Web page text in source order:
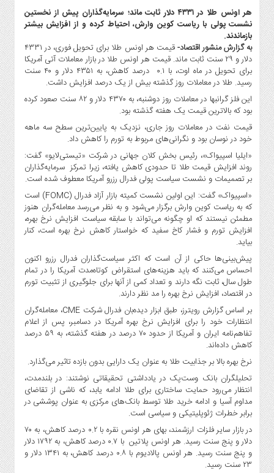
و
خودرو
استارت
آپ
و
فن
آوری
بانک
،
بیمه
و
ارز
دیجیتال
کشاورزی
و
صنایع
غذایی
سیاسی
و
بین
الملل
نگاه
روز
گوناگون
هر اونس طلا در ۴۳۳۱ دلار ثابت ماند؛ سرمایه‌گذاران پیش از نخستین
نشست پولی با ریاست کوین وارش، احتیاط کرده و از افزایش بیشتر
بازماندند.
به گزارش منشور اقتصاد-
قیمت هر اونس طلا برای تحویل فوری، در ۴۳۳۱
دلار و ۲۹ سنت ثابت ماند. قیمت هر اونس طلا در بازار معاملات آتی آمریکا
برای تحویل در ماه اوت، با ۰.۱ درصد کاهش، به ۴۳۵۱ دلار و ۴۰ سنت
رسید. طلا در معاملات روز گذشته بیش از یک درصد افزایش داشت.
این فلز گرانبها در معاملات روز دوشنبه، به ۴۳۷۰ دلار و ۸۲ سنت صعود کرده
بود که بالاترین قیمت یک هفته‌ گذشته بود.
قیمت نفت در معاملات روز جاری، نزدیک به پایین‌ترین سطح سه ماهه
خود در نوسان بود و نگرانی‌های مربوط به تورم را کاهش داد.
«ایلیا اسپیواک»، رئیس بخش کلان جهانی در شرکت «تیستی‌لایو» گفت:
روند افزایش قیمت طلا تا حدودی کاهش یافته، زیرا تمرکز سرمایه‌گذاران
بر تصمیمات و نشست سیاست پولی فدرال رزرو آمریکا معطوف شده است.
«اسپیواک» گفت: این اولین نشست کمیته بازار آزاد فدرال (FOMC) است
که به ریاست کوین وارش برگزار می‌شود و به نظر می‌رسد معامله‌گران هنوز
مطمئن نیستند که او چگونه می‌تواند با سابقه سیاست افزایش نرخ بهره،
افزایش تورم و فشار کاخ سفید که خواستار کاهش نرخ بهره است، کنار
بیاید.
پیش‌بینی‌ها حاکی از آن است که اکثر سیاست‌گذاران فدرال رزرو اکنون
احساس می‌کنند که باید هزینه‌های استقراض کوتاه‌مدت آمریکا را در تمام
طول سال، ثابت نگه دارند و تعداد کمی از آنها برای جلوگیری از تثبیت تورم
در اقتصاد، افزایش نرخ بهره را مد نظر دارند.
بر اساس گزارش رویترز، طبق ابزار دیده‌بان فدرال شرکت CME، معامله‌گران
انتظارات خود را برای افزایش نرخ بهره آمریکا در دسامبر، پس از اعلام
تفاهم‌نامه ایران و آمریکا از حدود ۷۰ درصد در هفته گذشته، به ۵۹ درصد
کاهش داده‌اند.
نرخ بهره بالا بر جذابیت طلا به عنوان یک دارایی بدون بازده تاثیر می‌گذارد.
تحلیلگران بانک وست‌پک در یادداشتی تحقیقاتی نوشتند: در بلندمدت،
انتظار می‌رود حمایت ساختاری برای طلا ادامه یابد، که ناشی از تقاضای
مداوم آسیا و ادامه خرید طلا توسط بانک‌های مرکزی به عنوان پوششی در
برابر خطرات ژئوپلیتیکی و سیاسی است.
در بازار سایر فلزات ارزشمند، بهای هر اونس نقره با ۰.۲ درصد کاهش، به ۷۰
دلار و پنج سنت رسید. هر اونس پلاتین با ۰.۷ درصد کاهش، به ۱۷۹۲ دلار
و پنج سنت رسید. هر اونس پالادیوم با ۰.۸ درصد کاهش، به ۱۳۴۱ دلار و
۲۳ سنت رسید.